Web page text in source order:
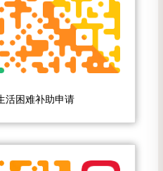
活困难补助申请